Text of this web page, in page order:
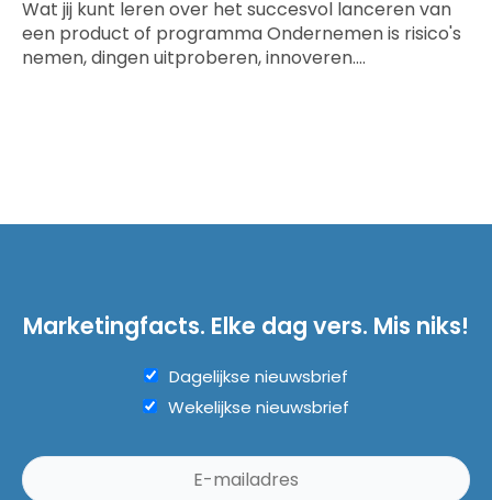
Wat jij kunt leren over het succesvol lanceren van
een product of programma Ondernemen is risico's
nemen, dingen uitproberen, innoveren.…
Marketingfacts. Elke dag vers. Mis niks!
Dagelijkse nieuwsbrief
Wekelijkse nieuwsbrief